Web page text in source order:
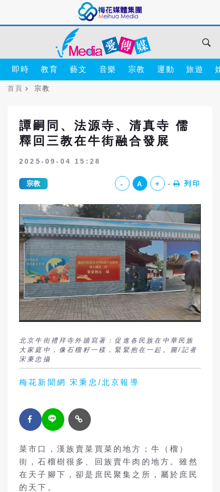
即時 教育 藝文 音樂 宗教 運動 旅遊
首頁 宗教
譚嗣同、法源寺、清真寺 儒
釋回三教在牛街融合發展
2025-09-04 15:28
宗教 - A + 列印
北京牛街禮拜寺外牆寫著：促進各民族在中華民族
大家庭中，像石榴籽一樣，緊緊抱在一起。圖/記者
宋秉忠攝
梅花新聞網 宋秉忠/北京報導
菜市口，漢族賣菜買菜的地方；牛（榴）
街，石榴樹很多、回族賣牛肉的地方。雖然
在天子腳下，卻是庶民聚集之所，屬於庶民
的天下。